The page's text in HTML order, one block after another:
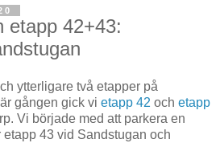
etapp 42+43:
ytterligare två etapper på
gången gick vi etapp 42 och etapp
Vi började med att parkera en
43 vid Sandstugan och